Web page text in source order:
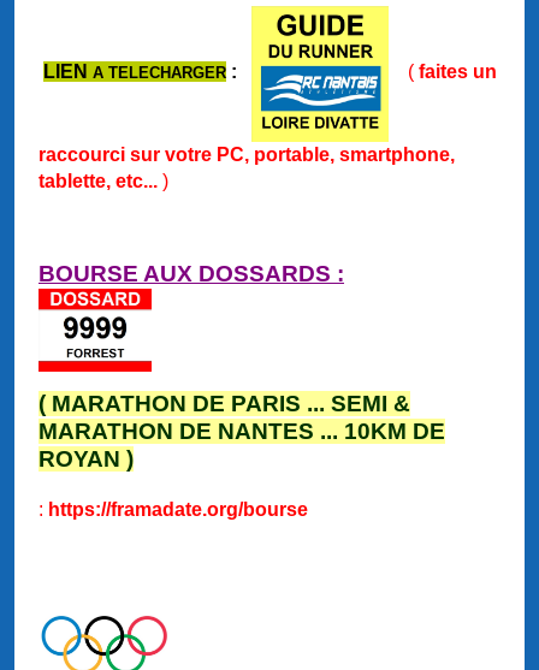
LIEN A TELECHARGER : ( faites un
raccourci sur votre PC, portable, smartphone,
tablette, etc... )
BOURSE AUX DOSSARDS :
( MARATHON DE PARIS ... SEMI &
MARATHON DE NANTES ... 10KM DE
ROYAN )
: https://framadate.org/bourse